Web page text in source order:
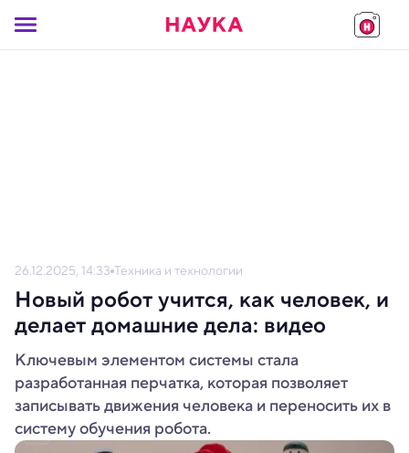
26.12.2025, 14:33 Техника и технологии
Новый робот учится, как человек, и
делает домашние дела: видео
Ключевым элементом системы стала
разработанная перчатка, которая позволяет
записывать движения человека и переносить их в
систему обучения робота.